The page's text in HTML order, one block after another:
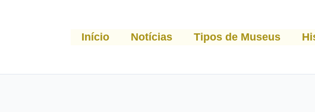
Início Notícias Tipos de Museus